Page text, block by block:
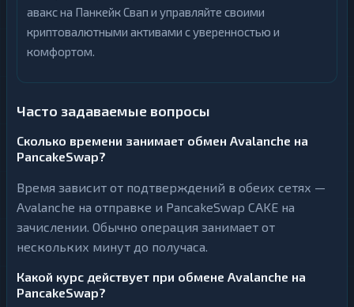
авакс на Панкейк Свап и управляйте своими
криптовалютными активами с уверенностью и
комфортом.
Часто задаваемые вопросы
Сколько времени занимает обмен Avalanche на
PancakeSwap?
Время зависит от подтверждений в обеих сетях —
Avalanche на отправке и PancakeSwap CAKE на
зачислении. Обычно операция занимает от
нескольких минут до получаса.
Какой курс действует при обмене Avalanche на
PancakeSwap?